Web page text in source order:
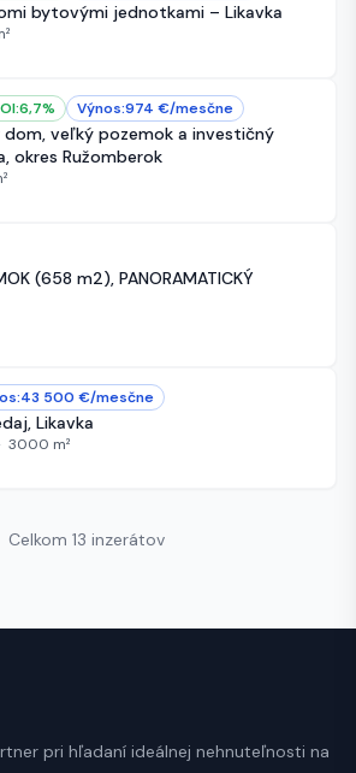
bytovými jednotkami – Likavka
6,7% Výnos:974 €/mesčne
dom, veľký pozemok a investičný
okres Ružomberok
(658 m2), PANORAMATICKÝ
43 500 €/mesčne
Likavka
· 3000 m²
Celkom 13 inzerátov
pri hľadaní ideálnej nehnuteľnosti na